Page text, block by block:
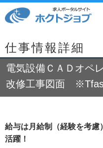
仕事情報詳細
電気設備ＣＡＤオペ
改修工事図面
給与は月給制（経験を考
活躍！